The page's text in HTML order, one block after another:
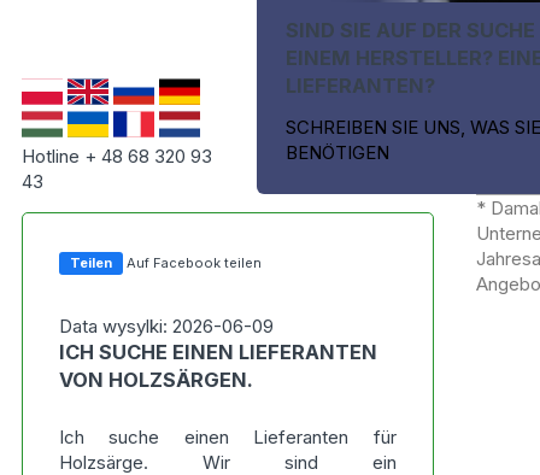
Hotline + 48 68 320 93
43
SIND SIE AUF DER
EINEM HERSTELLER?
LIEFERANTEN?
SCHREIBEN SIE UNS, WAS SIE
BENÖTIGEN
Teilen Auf Facebook teilen
Data wysylki: 2026-06-09
ICH SUCHE EINEN LIEFERANTEN
VON HOLZSÄRGEN.
Ich suche einen Lieferanten für
Holzsärge. Wir sind ein
*